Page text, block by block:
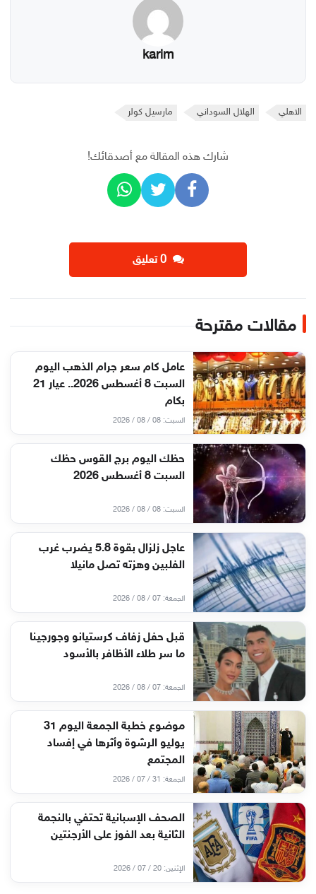
karim
الاهلي الهلال السوداني مارسيل كولر
شارك هذه المقالة مع أصدقائك!
‫0 تعليق
مقالات مقترحة
عامل كام سعر جرام الذهب اليوم
السبت 8 أغسطس 2026.. عيار 21
بكام
السبت: 08 / 08 / 2026
حظك اليوم برج القوس حظك
السبت 8 أغسطس 2026
السبت: 08 / 08 / 2026
عاجل زلزال بقوة 5.8 يضرب غرب
الفلبين وهزته تصل مانيلا
الجمعة: 07 / 08 / 2026
قبل حفل زفاف كرستيانو وجورجينا
ما سر طلاء الأظافر بالأسود
الجمعة: 07 / 08 / 2026
موضوع خطبة الجمعة اليوم 31
يوليو الرشوة وأثرها في إفساد
المجتمع
الجمعة: 31 / 07 / 2026
الصحف الإسبانية تحتفي بالنجمة
الثانية بعد الفوز على الأرجنتين
الإثنين: 20 / 07 / 2026